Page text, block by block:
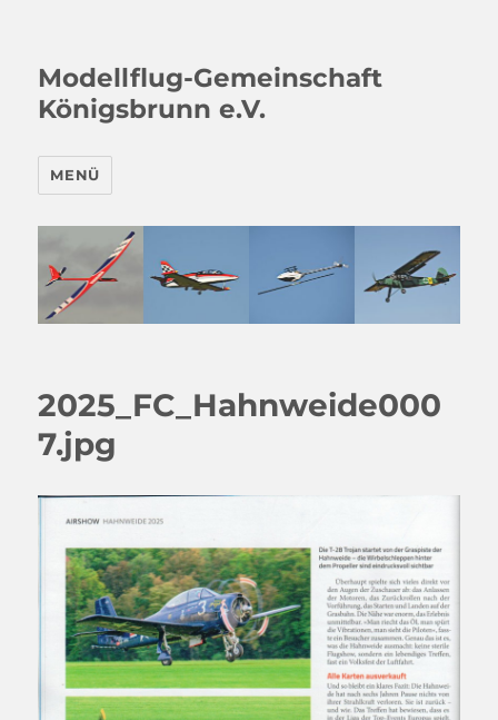
Modellflug-Gemeinschaft
Königsbrunn e.V.
MENÜ
2025_FC_Hahnweide000
7.jpg